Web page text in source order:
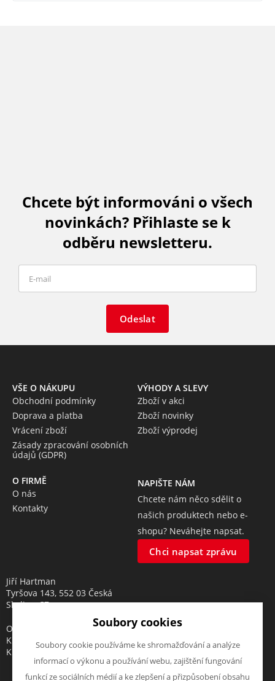
Chcete být informováni o všech
novinkách? Přihlaste se k
odběru newsletteru.
Odeslat
VŠE O NÁKUPU
Obchodní podmínky
Doprava a platba
Vrácení zboží
Zásady zpracování osobních
údajů (GDPR)
VÝHODY A SLEVY
Zboží v akci
Zboží novinky
Zboží výprodej
O FIRMĚ
O nás
Kontakty
NAPIŠTE NÁM
Chcete nám něco sdělit o
našich produktech nebo e-
shopu? Neváhejte napsat.
Chci napsat zprávu
Jiří Hartman
Tyršova 143, 552 03 Česká
Skalice, CZ
Obchodní rejstřík vedený u
Krajského soudu v Hradci
Králové, oddíl A, vložka 18553
Soubory cookies
Soubory cookie používáme ke shromažďování a analýze
informací o výkonu a používání webu, zajištění fungování
funkcí ze sociálních médií a ke zlepšení a přizpůsobení obsahu